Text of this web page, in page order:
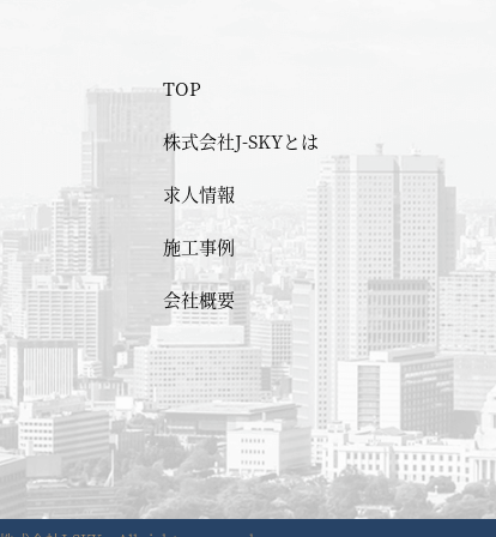
TOP
株式会社J-SKYとは
求人情報
施工事例
会社概要